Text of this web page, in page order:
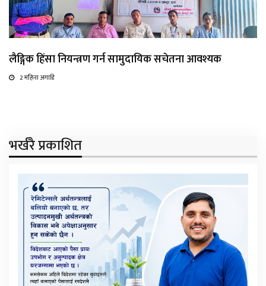
लैङ्गिक हिंसा नियन्त्रण गर्न सामुदायिक सचेतना आवश्यक
2 महिना अगाडि
भर्खरै प्रकाशित